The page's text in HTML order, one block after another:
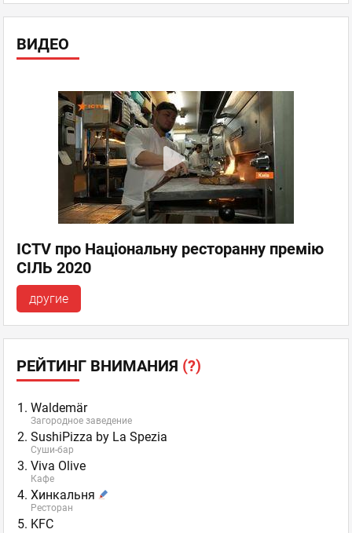
ВИДЕО
ICTV про Національну ресторанну премію
СІЛЬ 2020
другие
РЕЙТИНГ ВНИМАНИЯ (?)
Waldemär
Загородное заведение
SushiPizza by La Spezia
Суши-бар
Viva Olive
Кафе
Хинкальня
Ресторан
KFC